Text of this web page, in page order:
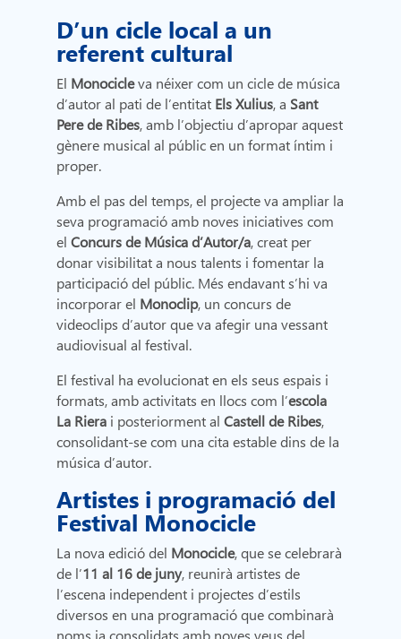
D’un cicle local a un
referent cultural
El Monocicleva néixer com un cicle de música
d’autor al pati de l’entitat Els Xulius, a Sant
Pere de Ribes, amb l’objectiu d’apropar aquest
gènere musical al públic en un format íntim i
proper.
Amb el pas del temps, el projecte va ampliar la
seva programació amb noves iniciatives com
elConcurs de Música d’Autor/a, creat per
donar visibilitat a nous talents i fomentar la
participació del públic. Més endavant s’hi va
incorporar el Monoclip, un concurs de
videoclips d’autor que va afegir una vessant
audiovisual al festival.
El festival ha evolucionat en els seus espais i
formats, amb activitats en llocs com l’escola
La Riera i posteriorment alCastell de Ribes,
consolidant-se com una cita estable dins de la
música d’autor.
Artistes i programació del
Festival Monocicle
La nova edició del Monocicle, que se celebrarà
de l’11 al 16 de juny, reunirà artistes de
l’escena independent i projectes d’estils
diversos en una programació que combinarà
noms ja consolidats amb noves veus del